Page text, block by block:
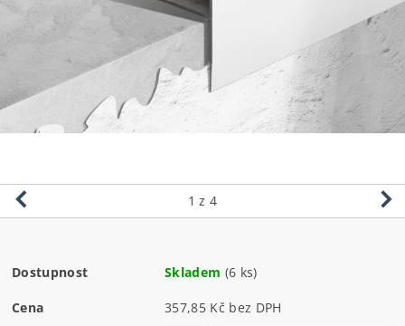
1 z 4
Dostupnost Skladem (6 ks)
Cena 357,85 Kč bez DPH